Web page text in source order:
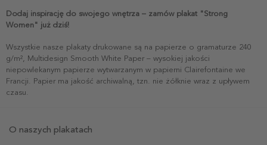
Dodaj inspirację do swojego wnętrza – zamów plakat "Strong
Women" już dziś!
Wszystkie nasze plakaty drukowane są na papierze o gramaturze 240
g/m², Multidesign Smooth White Paper – wysokiej jakości
niepowlekanym papierze wytwarzanym w papierni Clairefontaine we
Francji. Papier ma jakość archiwalną, tzn. nie żółknie wraz z upływem
czasu.
O naszych plakatach